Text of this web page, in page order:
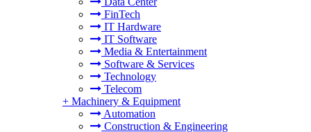
FinTech
IT Hardware
IT Software
Media & Entertainment
Software & Services
Technology
Telecom
+ Machinery & Equipment
Automation
Construction & Engineering